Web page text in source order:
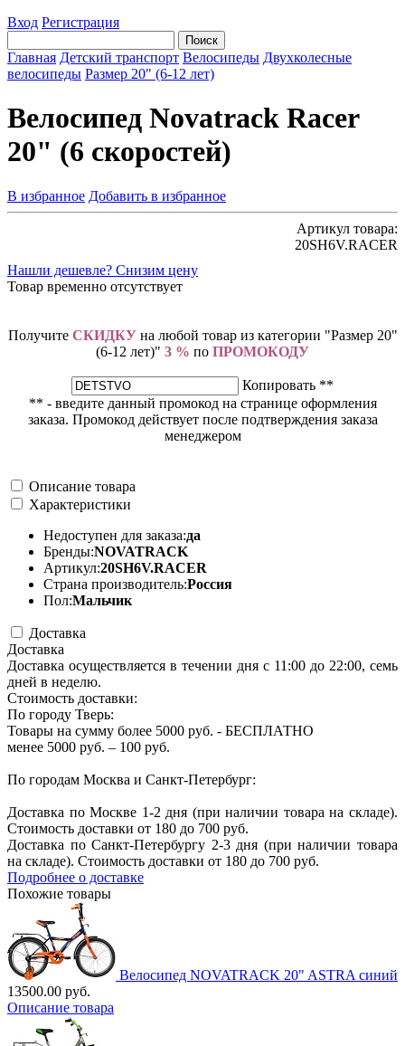
Вход Регистрация
Главная Детский транспорт Велосипеды Двухколесные
велосипеды Размер 20" (6-12 лет)
Велосипед Novatrack Racer
20" (6 скоростей)
В избранное Добавить в избранное
Артикул товара:
20SH6V.RACER
Нашли дешевле? Снизим цену
Товар временно отсутствует
Получите СКИДКУна любой товар из категории "Размер 20"
(6-12 лет)" 3 % по ПРОМОКОДУ
Копировать **
** - введите данный промокод на странице оформления
заказа. Промокод действует после подтверждения заказа
менеджером
Описание товара
Характеристики
Недоступен для заказа:да
Бренды:NOVATRACK
Артикул:20SH6V.RACER
Страна производитель:Россия
Пол:Мальчик
Доставка
Доставка
Доставка осуществляется в течении дня с 11:00 до 22:00, семь
дней в неделю.
Стоимость доставки:
По городу Тверь:
Товары на сумму более 5000 руб. - БЕСПЛАТНО
менее 5000 руб. – 100 руб.
По городам Москва и Санкт-Петербург:
Доставка по Москве 1-2 дня (при наличии товара на складе).
Стоимость доставки от 180 до 700 руб.
Доставка по Санкт-Петербургу 2-3 дня (при наличии товара
на складе). Стоимость доставки от 180 до 700 руб.
Подробнее о доставке
Похожие товары
Велосипед NOVATRACK 20" ASTRA синий
13500.00 руб.
Описание товара